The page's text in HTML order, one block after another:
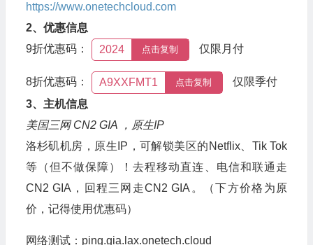
https://www.onetechcloud.com
2、优惠信息
9折优惠码：
点击复制
2024 仅限月付
8折优惠码： 点击复制
A9XXFMT1
仅限季付
3、主机信息
美国三网 CN2 GIA ，原生IP
洛杉矶机房，原生IP，可解锁美区的Netflix、Tik Tok
等（但不做保障）！去程移动直连、电信和联通走
CN2 GIA，回程三网走CN2 GIA。（下方价格为原
价，记得使用优惠码）
网络测试：ping.gia.lax.onetech.cloud